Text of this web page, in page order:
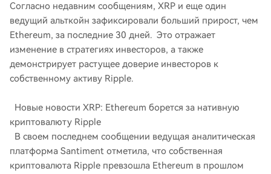
Согласно недавним сообщениям, XRP и еще один
ведущий альткойн зафиксировали больший прирост, чем
Ethereum, за последние 30 дней. Это отражает
изменение в стратегиях инвесторов, а также
демонстрирует растущее доверие инвесторов к
собственному активу Ripple.
Новые новости XRP: Ethereum борется за нативную
криптовалюту Ripple
В своем последнем сообщении ведущая аналитическая
платформа Santiment отметила, что собственная
криптовалюта Ripple превзошла Ethereum в прошлом